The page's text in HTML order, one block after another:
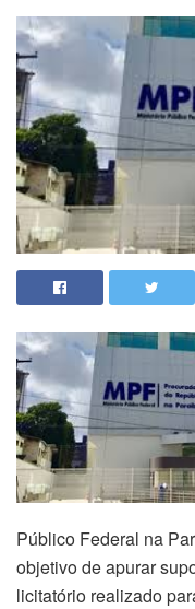
Público Federal na
objetivo de apurar
licitatório realizado